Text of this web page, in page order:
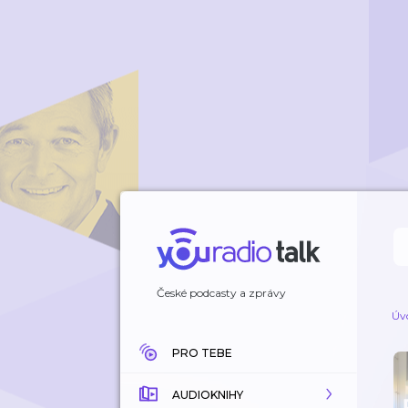
České podcasty a zprávy
PRO TEBE
AUDIOKNIHY